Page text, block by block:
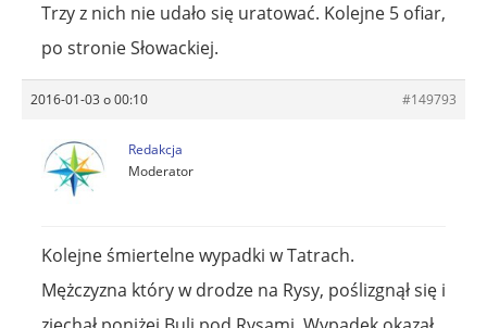
Trzy z nich nie udało się uratować. Kolejne 5 ofiar,
po stronie Słowackiej.
2016-01-03 o 00:10 #149793
Redakcja
Moderator
Kolejne śmiertelne wypadki w Tatrach.
Mężczyzna który w drodze na Rysy, poślizgnął się i